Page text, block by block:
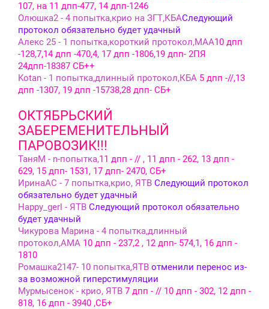
107, на 11 дпп-477, 14 дпп-1246
Олюшка2 - 4 попытка,крио на ЗГТ,КБАСледующий
протокол обязательно будет удачный
Алекс 25 - 1 попытка,короткий протокол,МАА10 дпп
-128,7,14 дпп -470,4, 17 дпп -1806,19 дпп- 2ПЯ
24дпп-18387 СБ++
Kotan - 1 попытка,длинный протокол,КБА 5 дпп -//,13
дпп -1307, 19 дпп -15738,28 дпп- СБ+
ОКТЯБРЬСКИЙ
ЗАБЕРЕМЕНИТЕЛЬНЫЙ
ПАРОВОЗИК!!!
ТаняМ - n-попытка,11 дпп - // , 11 дпп - 262, 13 дпп -
629, 15 дпп- 1531, 17 дпп- 2470, СБ+
ИринаАС - 7 попытка,крио, ЯТВ Следующий протокол
обязательно будет удачный
Happy_gerl - ЯТВ Следующий протокол обязательно
будет удачный
Чикурова Марина - 4 попытка,длинный
протокол,АМА 10 дпп - 237,2 , 12 дпп- 574,1, 16 дпп -
1810
Ромашка2147- 10 попытка,ЯТВ отменили перенос из-
за возможной гиперстимуляции
Мурмысенок - крио, ЯТВ 7 дпп - // 10 дпп - 302, 12 дпп -
818, 16 дпп - 3940 ,СБ+